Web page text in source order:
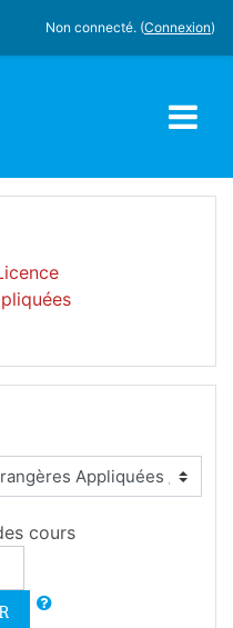
Non connecté. (Connexion)
cours